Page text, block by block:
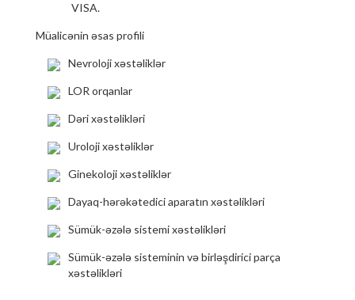
Fizioterapiya seansı
Yodobrom vannası
Spa
Masaj (əlavə ödəniş)
Parafin mumu. (əlavə ödəniş)
Solunum (əlavə ödəniş)
Ginekoloji l. (Əlavə ödəmə)
Ürolojik müalicə. (əlavə ödəniş)
KBB (əlavə ödəniş)
Ozon terapiyası (əlavə ödəniş)
VISA.
Müalicənin əsas profili
Nevroloji xəstəliklər
LOR orqanlar
Dəri xəstəlikləri
Uroloji xəstəliklər
Ginekoloji xəstəliklər
Dayaq-hərəkətedici aparatın xəstəlikləri
Sümük-əzələ sistemi xəstəlikləri
Sümük-əzələ sisteminin və birləşdirici parça
xəstəlikləri